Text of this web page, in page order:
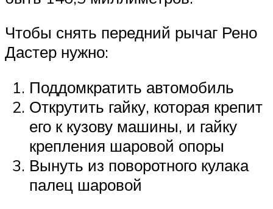
Чтобы снять передний рычаг Рено
Дастер нужно:
Поддомкратить автомобиль
Открутить гайку, которая крепит
его к кузову машины, и гайку
крепления шаровой опоры
Вынуть из поворотного кулака
палец шаровой